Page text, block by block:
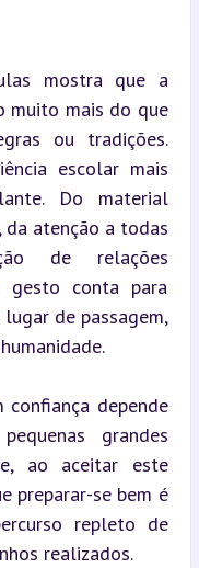
mostra que a
muito mais do que
ou tradições.
escolar mais
Do material
atenção a todas
de relações
gesto conta para
de passagem,
depende
grandes
ao aceitar este
preparar-se bem é
repleto de
realizados.